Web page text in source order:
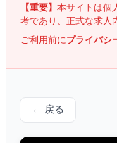
【重要】 本サイトは個
考であり、正式な求人
ご利用前にプライバシ
← 戻る